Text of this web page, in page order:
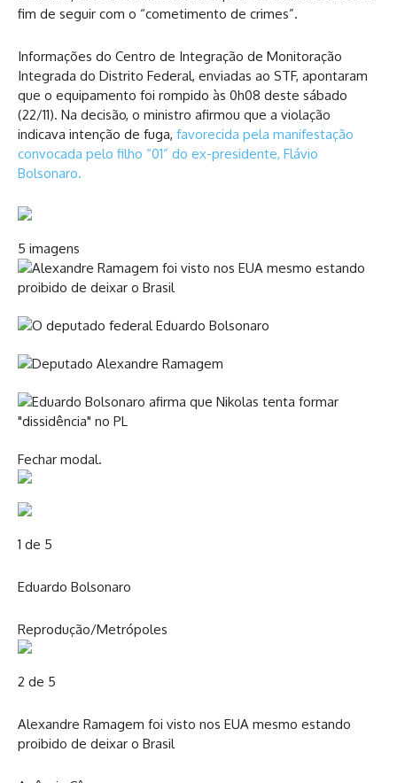
fim de seguir com o “cometimento de crimes”.
Informações do Centro de Integração de Monitoração
Integrada do Distrito Federal, enviadas ao STF, apontaram
que o equipamento foi rompido às 0h08 deste sábado
(22/11). Na decisão, o ministro afirmou que a violação
indicava intenção de fuga, favorecida pela manifestação
convocada pelo filho “01” do ex-presidente, Flávio
Bolsonaro.
5 imagens
Fechar modal.
1 de 5
Eduardo Bolsonaro
Reprodução/Metrópoles
2 de 5
Alexandre Ramagem foi visto nos EUA mesmo estando
proibido de deixar o Brasil